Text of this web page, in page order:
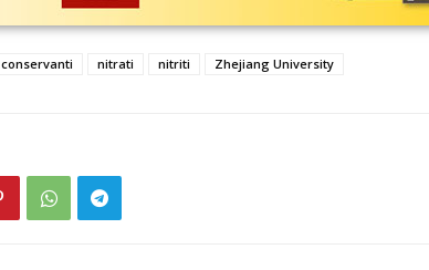
conservanti nitrati nitriti Zhejiang University